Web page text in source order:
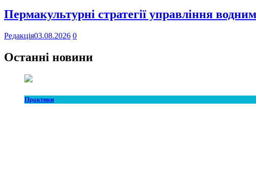
Пермакультурні стратегії управління
Редакція03.08.2026 0
Останні новини
Практики